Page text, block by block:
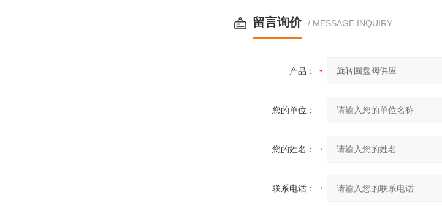
留言询价 / MESSAGE INQUIRY
产品：
您的单位：
您的姓名：
联系电话：